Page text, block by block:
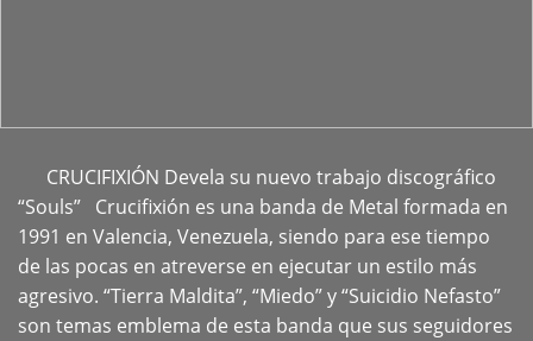
CRUCIFIXIÓN Devela su nuevo trabajo discográfico
“Souls” Crucifixión es una banda de Metal formada en
1991 en Valencia, Venezuela, siendo para ese tiempo
de las pocas en atreverse en ejecutar un estilo más
agresivo. “Tierra Maldita”, “Miedo” y “Suicidio Nefasto”
son temas emblema de esta banda que sus seguidores
+